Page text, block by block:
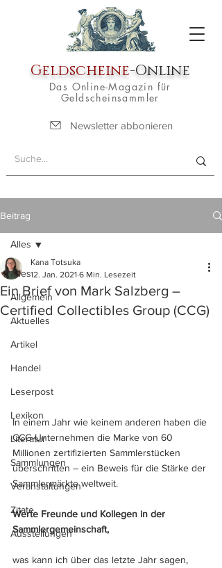
Geldscheine-Online
Das Online-Magazin für
Geldscheinsammler
Newsletter abbonieren
Beitrag
Alles
Allgemein
Aktuelles
Artikel
Handel
Leserpost
Lexikon
Literatur
Sammlungen
Veranstaltungen
Zitate
Ausstellungen
Alles
Ein Brief von Mark Salzberg –
Certified Collectibles Group (CCG)
Kana Totsuka
12. Jan. 2021 6 Min. Lesezeit
In einem Jahr wie keinem anderen haben die
CCG-Unternehmen die Marke von 60
Millionen zertifizierten Sammlerstücken
überschritten – ein Beweis für die Stärke der
Sammlermärkte weltweit.
Werte Freunde und Kollegen in der
Sammlergemeinschaft,
was kann ich über das letzte Jahr sagen,